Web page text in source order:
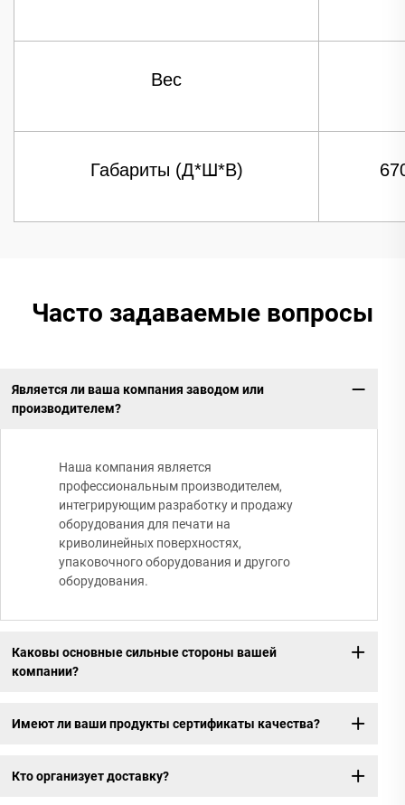
Вес
Габариты (Д*Ш*В)
Часто задаваемые вопросы
Является ли ваша компания заводом или
производителем?
Наша компания является
профессиональным производителем,
интегрирующим разработку и продажу
оборудования для печати на
криволинейных поверхностях,
упаковочного оборудования и другого
оборудования.
Каковы основные сильные стороны вашей
компании?
Имеют ли ваши продукты сертификаты качества?
Кто организует доставку?